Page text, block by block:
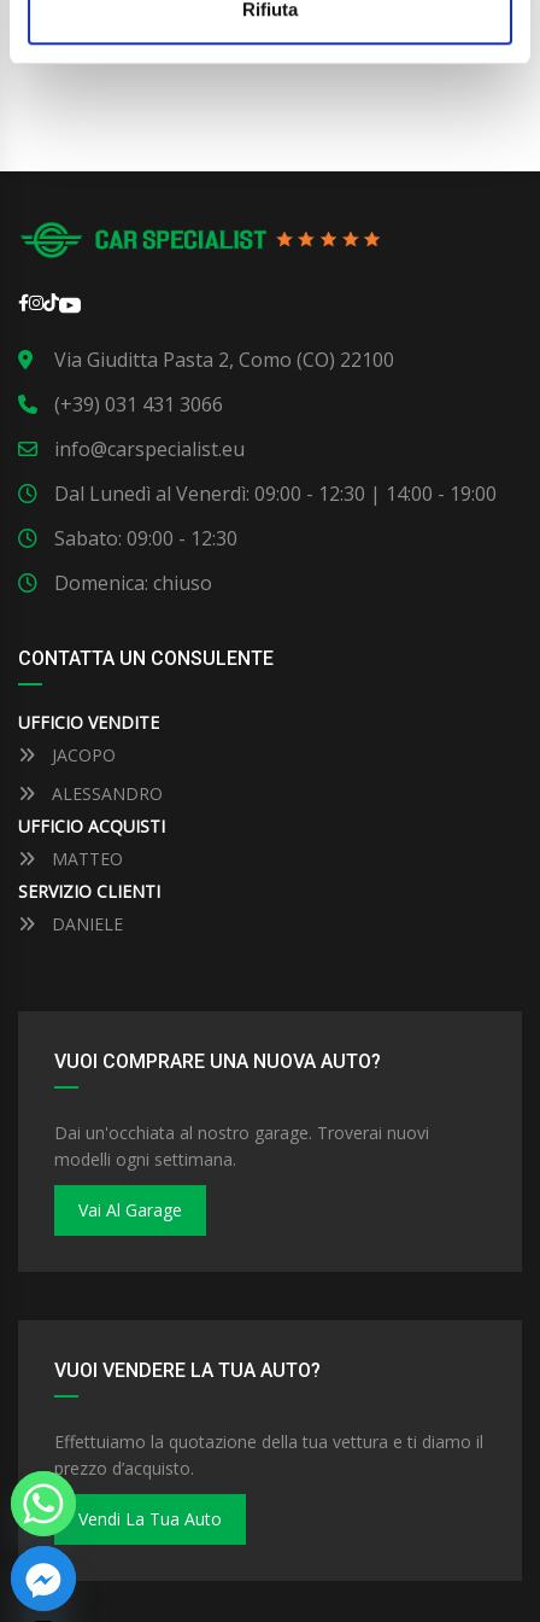
Rifiuta
Via Giuditta Pasta 2, Como (CO) 22100
(+39) 031 431 3066
info@carspecialist.eu
Dal Lunedì al Venerdì: 09:00 - 12:30 | 14:00 - 19:00
Sabato: 09:00 - 12:30
Domenica: chiuso
CONTATTA UN CONSULENTE
UFFICIO VENDITE
JACOPO
ALESSANDRO
UFFICIO ACQUISTI
MATTEO
SERVIZIO CLIENTI
DANIELE
VUOI COMPRARE UNA NUOVA AUTO?
Dai un'occhiata al nostro garage. Troverai nuovi
modelli ogni settimana.
Vai Al Garage
VUOI VENDERE LA TUA AUTO?
Effettuiamo la quotazione della tua vettura e ti diamo il
prezzo d’acquisto.
Vendi La Tua Auto